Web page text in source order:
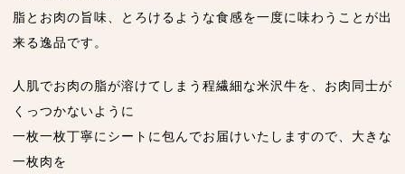
脂とお肉の旨味、とろけるような食感を一度に味わうことが出
来る逸品です。
人肌でお肉の脂が溶けてしまう程繊細な米沢牛を、お肉同士が
くっつかないように
一枚一枚丁寧にシートに包んでお届けいたしますので、大きな
一枚肉を